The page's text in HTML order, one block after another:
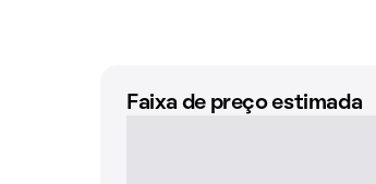
Faixa de preço estimada